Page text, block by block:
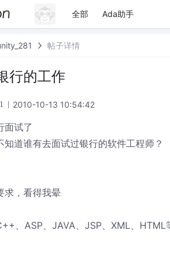
全部 Ada助手
帖子详情
行的工作
2010-10-13 10:54:42
面试了
知道谁有去面试过银行的软件工程师？
求，看得我晕
、ASP、JAVA、JSP、XML、